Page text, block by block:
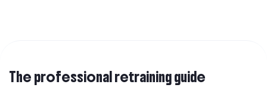
The professional retraining guide